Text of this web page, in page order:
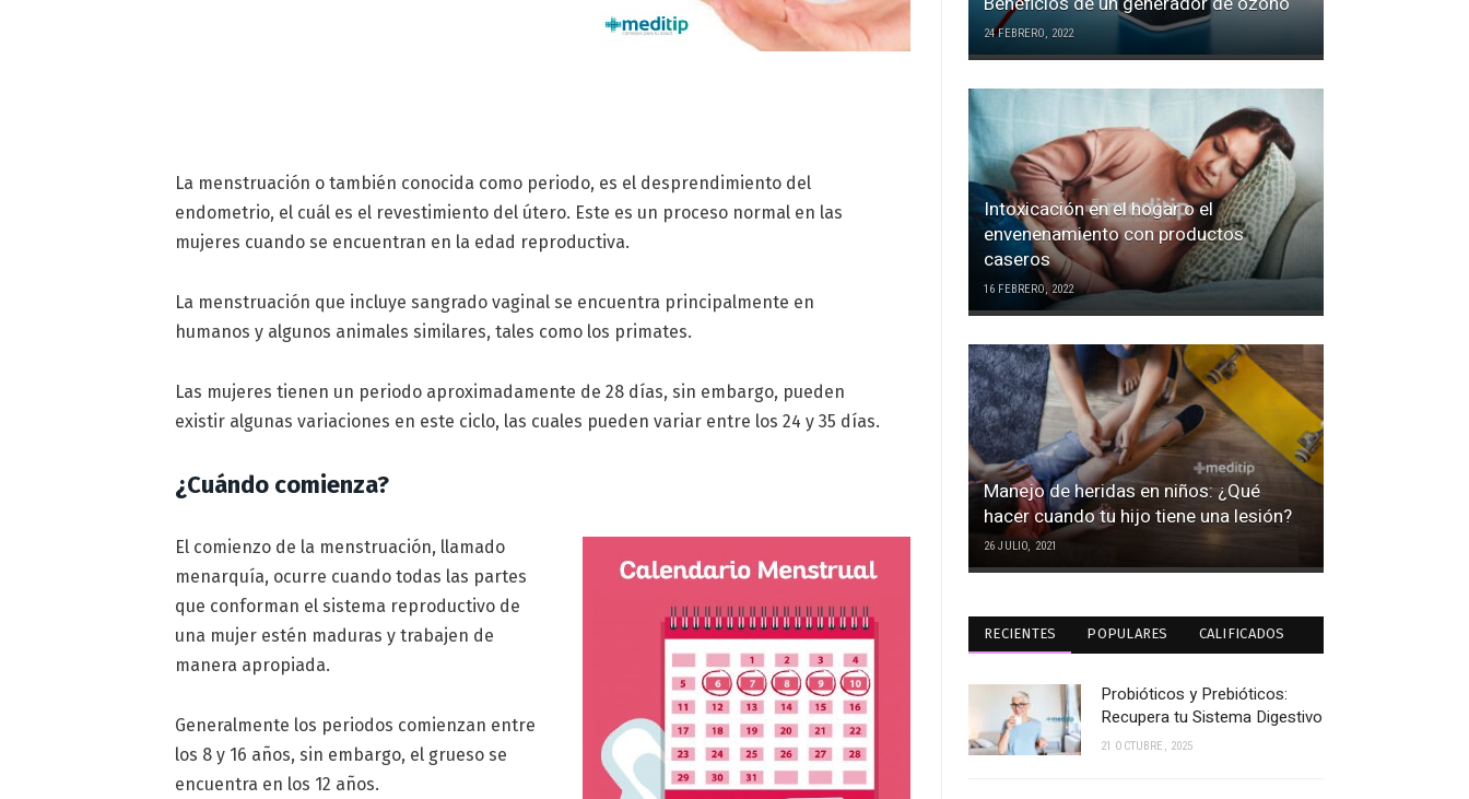
La menstruación o también conocida como periodo, es el desprendimiento del
endometrio, el cuál es el revestimiento del útero. Este es un proceso normal en las
mujeres cuando se encuentran en la edad reproductiva.
La menstruación que incluye sangrado vaginal se encuentra principalmente en
humanos y algunos animales similares, tales como los primates.
Las mujeres tienen un periodo aproximadamente de 28 días, sin embargo, pueden
existir algunas variaciones en este ciclo, las cuales pueden variar entre los 24 y 35 días.
¿Cuándo comienza?
El comienzo de la menstruación, llamado
menarquía, ocurre cuando todas las partes
que conforman el sistema reproductivo de
una mujer estén maduras y trabajen de
manera apropiada.
Generalmente los periodos comienzan entre
los 8 y 16 años, sin embargo, el grueso se
encuentra en los 12 años.
24 FEBRERO, 2022
Intoxicación en el hogar o el
envenenamiento con productos
caseros
16 FEBRERO, 2022
Manejo de heridas en niños: ¿Qué
hacer cuando tu hijo tiene una lesión?
26 JULIO, 2021
RECIENTES POPULARES CALIFICADOS
Probióticos y Prebióticos:
Recupera tu Sistema Digestivo
21 OCTUBRE, 2025